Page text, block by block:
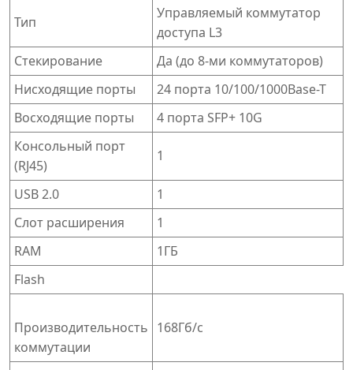
Тип
Управляемый коммутатор
доступа L3
Стекирование
Да (до 8-ми коммутаторов)
Нисходящие порты
24 порта 10/100/1000Base-T
Восходящие порты
4 порта SFP+ 10G
Консольный порт
(RJ45)
1
USB 2.0
1
Слот расширения
1
RAM
1ГБ
Flash
Производительность
коммутации
168Гб/с